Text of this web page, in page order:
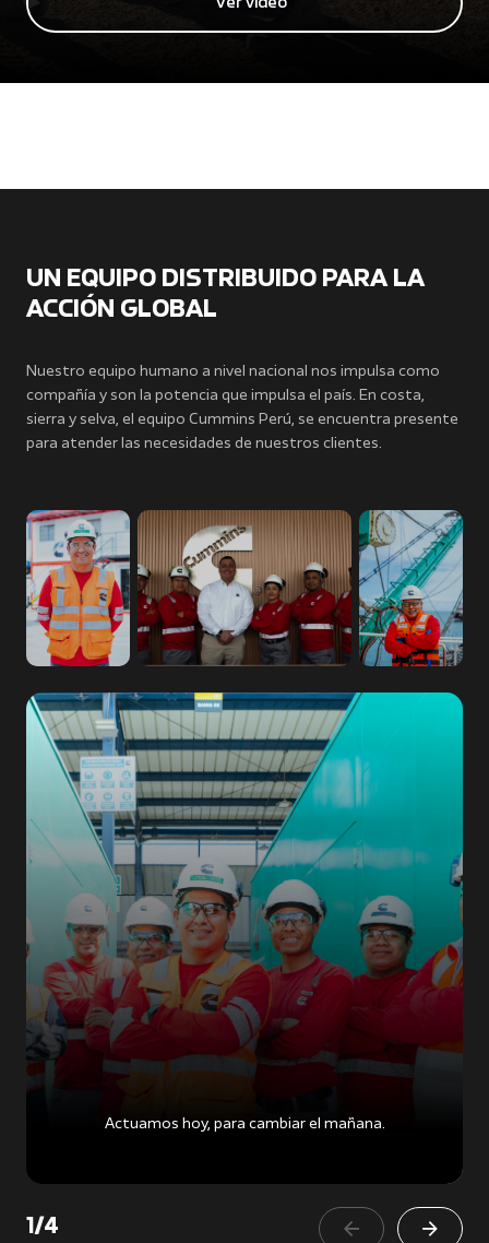
UN EQUIPO DISTRIBUIDO PARA LA
ACCIÓN GLOBAL
Nuestro equipo humano a nivel nacional nos impulsa como
compañía y son la potencia que impulsa el país. En costa,
sierra y selva, el equipo Cummins Perú, se encuentra presente
para atender las necesidades de nuestros clientes.
Actuamos hoy, para cambiar el mañana.
1/4